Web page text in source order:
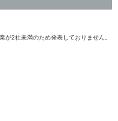
2社未満のため発表しておりません。